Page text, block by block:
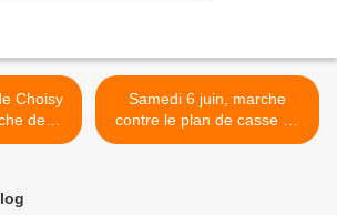
de
à 14
Samedi 6 juin, marche
contre le plan de casse de
Renault et la fermeture de